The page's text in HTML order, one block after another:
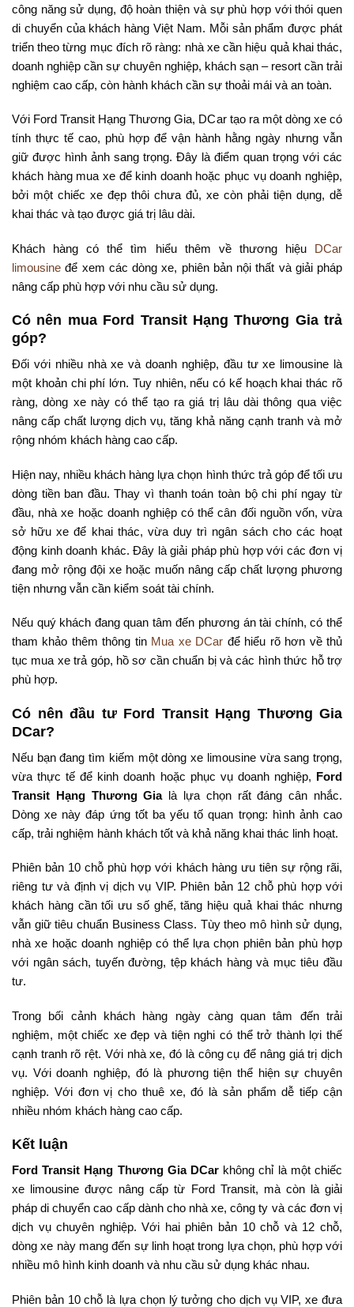
công năng sử dụng, độ hoàn thiện và sự phù hợp với thói quen
di chuyển của khách hàng Việt Nam. Mỗi sản phẩm được phát
triển theo từng mục đích rõ ràng: nhà xe cần hiệu quả khai thác,
doanh nghiệp cần sự chuyên nghiệp, khách sạn – resort cần trải
nghiệm cao cấp, còn hành khách cần sự thoải mái và an toàn.
Với Ford Transit Hạng Thương Gia, DCar tạo ra một dòng xe có
tính thực tế cao, phù hợp để vận hành hằng ngày nhưng vẫn
giữ được hình ảnh sang trọng. Đây là điểm quan trọng với các
khách hàng mua xe để kinh doanh hoặc phục vụ doanh nghiệp,
bởi một chiếc xe đẹp thôi chưa đủ, xe còn phải tiện dụng, dễ
khai thác và tạo được giá trị lâu dài.
Khách hàng có thể tìm hiểu thêm về thương hiệu DCar
limousine để xem các dòng xe, phiên bản nội thất và giải pháp
nâng cấp phù hợp với nhu cầu sử dụng.
Có nên mua Ford Transit Hạng Thương Gia trả
góp?
Đối với nhiều nhà xe và doanh nghiệp, đầu tư xe limousine là
một khoản chi phí lớn. Tuy nhiên, nếu có kế hoạch khai thác rõ
ràng, dòng xe này có thể tạo ra giá trị lâu dài thông qua việc
nâng cấp chất lượng dịch vụ, tăng khả năng cạnh tranh và mở
rộng nhóm khách hàng cao cấp.
Hiện nay, nhiều khách hàng lựa chọn hình thức trả góp để tối ưu
dòng tiền ban đầu. Thay vì thanh toán toàn bộ chi phí ngay từ
đầu, nhà xe hoặc doanh nghiệp có thể cân đối nguồn vốn, vừa
sở hữu xe để khai thác, vừa duy trì ngân sách cho các hoạt
động kinh doanh khác. Đây là giải pháp phù hợp với các đơn vị
đang mở rộng đội xe hoặc muốn nâng cấp chất lượng phương
tiện nhưng vẫn cần kiểm soát tài chính.
Nếu quý khách đang quan tâm đến phương án tài chính, có thể
tham khảo thêm thông tin Mua xe DCar để hiểu rõ hơn về thủ
tục mua xe trả góp, hồ sơ cần chuẩn bị và các hình thức hỗ trợ
phù hợp.
Có nên đầu tư Ford Transit Hạng Thương Gia
DCar?
Nếu bạn đang tìm kiếm một dòng xe limousine vừa sang trọng,
vừa thực tế để kinh doanh hoặc phục vụ doanh nghiệp, Ford
Transit Hạng Thương Gialà lựa chọn rất đáng cân nhắc.
Dòng xe này đáp ứng tốt ba yếu tố quan trọng: hình ảnh cao
cấp, trải nghiệm hành khách tốt và khả năng khai thác linh hoạt.
Phiên bản 10 chỗ phù hợp với khách hàng ưu tiên sự rộng rãi,
riêng tư và định vị dịch vụ VIP. Phiên bản 12 chỗ phù hợp với
khách hàng cần tối ưu số ghế, tăng hiệu quả khai thác nhưng
vẫn giữ tiêu chuẩn Business Class. Tùy theo mô hình sử dụng,
nhà xe hoặc doanh nghiệp có thể lựa chọn phiên bản phù hợp
với ngân sách, tuyến đường, tệp khách hàng và mục tiêu đầu
tư.
Trong bối cảnh khách hàng ngày càng quan tâm đến trải
nghiệm, một chiếc xe đẹp và tiện nghi có thể trở thành lợi thế
cạnh tranh rõ rệt. Với nhà xe, đó là công cụ để nâng giá trị dịch
vụ. Với doanh nghiệp, đó là phương tiện thể hiện sự chuyên
nghiệp. Với đơn vị cho thuê xe, đó là sản phẩm dễ tiếp cận
nhiều nhóm khách hàng cao cấp.
Kết luận
Ford Transit Hạng Thương Gia DCar không chỉ là một chiếc
xe limousine được nâng cấp từ Ford Transit, mà còn là giải
pháp di chuyển cao cấp dành cho nhà xe, công ty và các đơn vị
dịch vụ chuyên nghiệp. Với hai phiên bản 10 chỗ và 12 chỗ,
dòng xe này mang đến sự linh hoạt trong lựa chọn, phù hợp với
nhiều mô hình kinh doanh và nhu cầu sử dụng khác nhau.
Phiên bản 10 chỗ là lựa chọn lý tưởng cho dịch vụ VIP, xe đưa